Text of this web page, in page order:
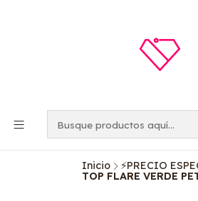
Inicio
⚡️PRECIO
TOP FLARE VERDE